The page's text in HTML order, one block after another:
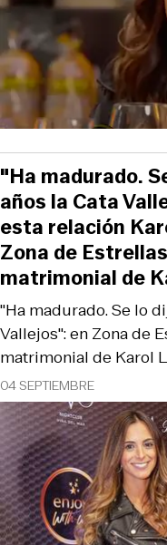
04 SEPTIEMBRE
"Ha madurado. Se lo
Vallejos": en Zona de
matrimonial de Karol
"Ha madurado.
años la Cata
esta relación
Zona de
matrimonial de